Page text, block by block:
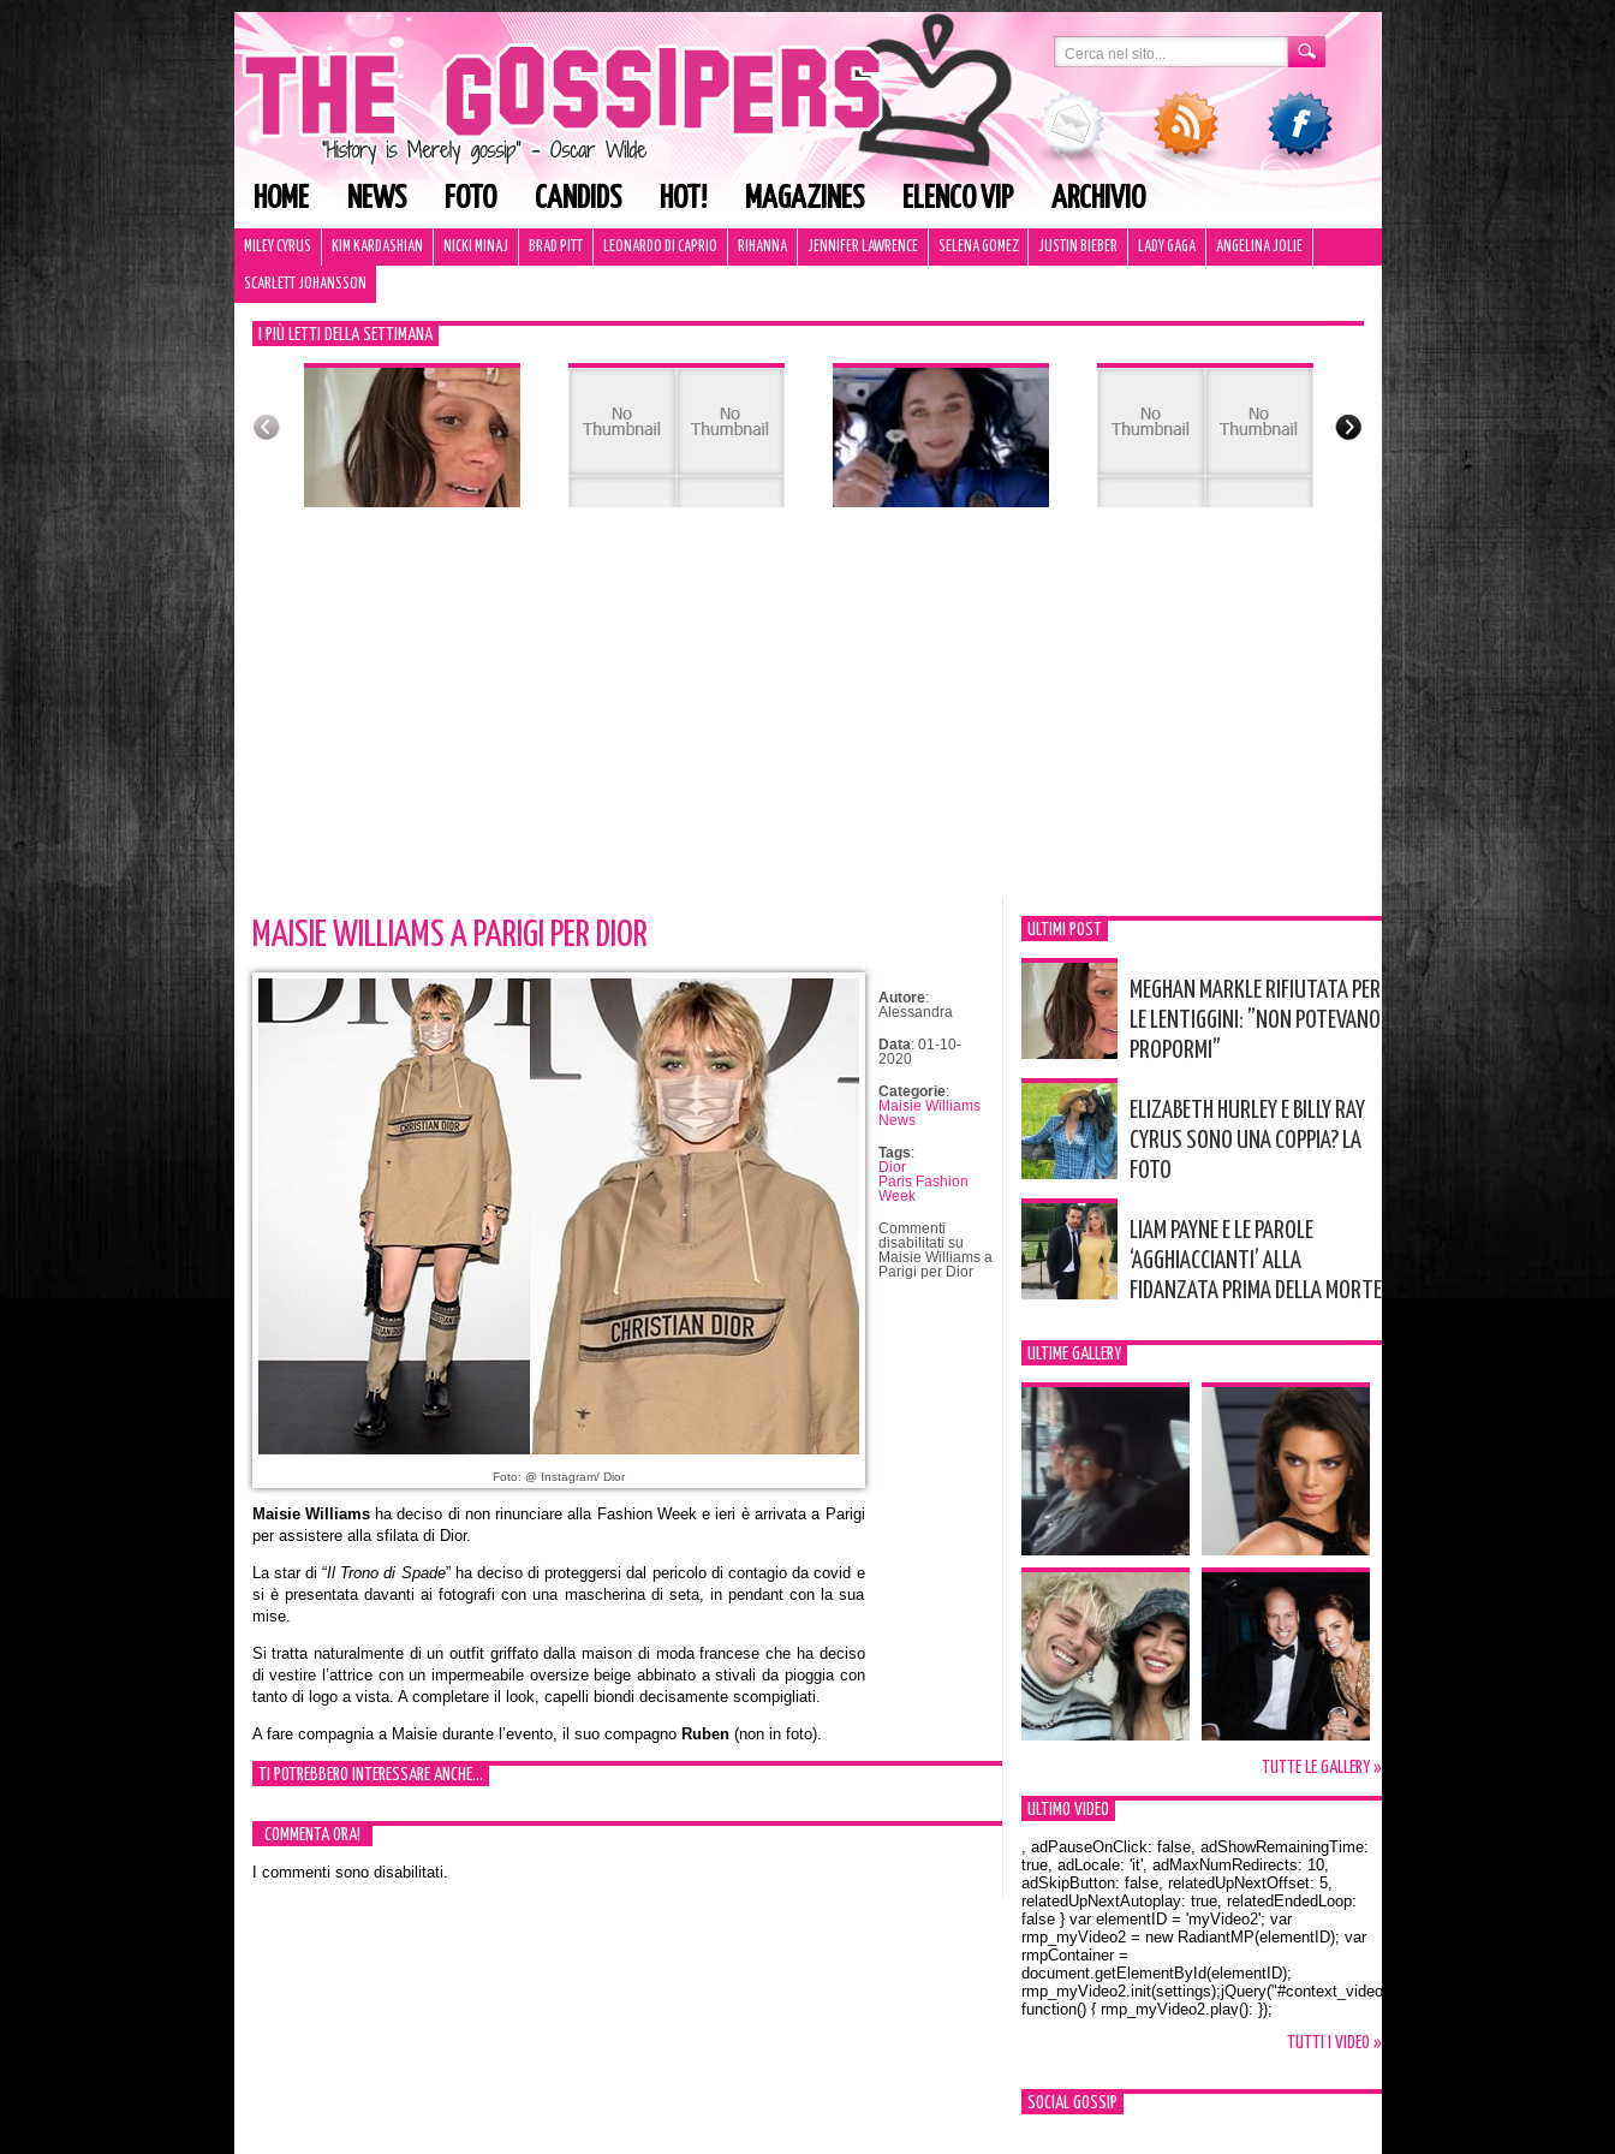
HOME NEWS FOTO CANDIDS HOT! MAGAZINES ELENCO VIP ARCHIVIO
MILEY CYRUS KIM KARDASHIAN NICKI MINAJ BRAD PITT LEONARDO DI CAPRIO RIHANNA JENNIFER LAWRENCE SELENA GOMEZ JUSTIN BIEBER LADY GAGA ANGELINA JOLIE
SCARLETT JOHANSSON
I PIÙ LETTI DELLA SETTIMANA
MAISIE WILLIAMS A PARIGI PER DIOR
Foto: @ Instagram/ Dior
Maisie Williamsha deciso di non rinunciare alla Fashion Week e ieri è arrivata a Parigi
per assistere alla sfilata di Dior.
La star di “Il Trono di Spade” ha deciso di proteggersi dal pericolo di contagio da covid e
si è presentata davanti ai fotografi con una mascherina di seta, in pendant con la sua
mise.
Si tratta naturalmente di un outfit griffato dalla maison di moda francese che ha deciso
di vestire l’attrice con un impermeabile oversize beige abbinato a stivali da pioggia con
tanto di logo a vista. A completare il look, capelli biondi decisamente scompigliati.
A fare compagnia a Maisie durante l’evento, il suo compagno Ruben(non in foto).
Autore:
Alessandra
Data: 01-10-
2020
Categorie:
Maisie Williams
News
Tags:
Dior
Paris Fashion
Week
Commenti
disabilitati su
Maisie Williams a
Parigi per Dior
TI POTREBBERO INTERESSARE ANCHE...
COMMENTA ORA!
I commenti sono disabilitati.
ULTIMI POST
MEGHAN MARKLE RIFIUTATA PER
LE LENTIGGINI: ”NON POTEVANO
PROPORMI”
ELIZABETH HURLEY E BILLY RAY
CYRUS SONO UNA COPPIA? LA
FOTO
LIAM PAYNE E LE PAROLE
‘AGGHIACCIANTI’ ALLA
FIDANZATA PRIMA DELLA MORTE
ULTIME GALLERY
TUTTE LE GALLERY »
ULTIMO VIDEO
Orlando Bloom e la t-shirt dedicata a Flynn
, adPauseOnClick: false, adShowRemainingTime:
true, adLocale: 'it', adMaxNumRedirects: 10,
adSkipButton: false, relatedUpNextOffset: 5,
relatedUpNextAutoplay: true, relatedEndedLoop:
false } var elementID = 'myVideo2'; var
rmp_myVideo2 = new RadiantMP(elementID); var
rmpContainer =
document.getElementById(elementID);
rmp_myVideo2.init(settings);jQuery("#context_video2").one("mouseover",
function() { rmp_myVideo2.play(); });
TUTTI I VIDEO »
SOCIAL GOSSIP